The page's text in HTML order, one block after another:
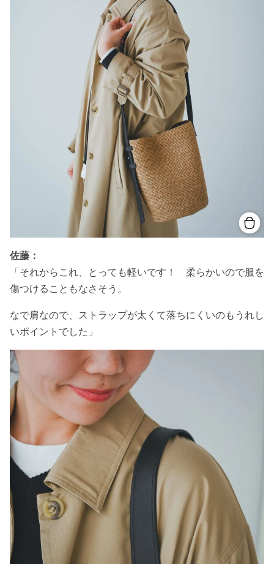
佐藤：
「それからこれ、とっても軽いです！ 柔らかいので服を
傷つけることもなさそう。
なで肩なので、ストラップが太くて落ちにくいのもうれし
いポイントでした」